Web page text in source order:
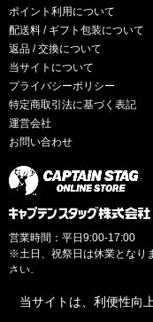
ポイント利用について
配送料 / ギフト包装について
返品 / 交換について
当サイトについて
プライバシーポリシー
特定商取引法に基づく表記
運営会社
お問い合わせ
営業時間：平日9:00-17:00
※土日、祝祭日は休業となり
さい。
当サイトは、利便性向